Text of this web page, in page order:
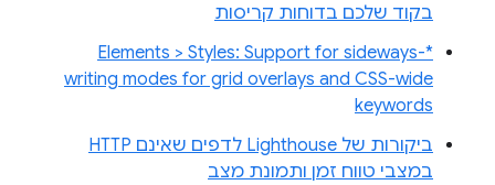
בקוד שלכם בדוחות קריסות
Elements > Styles: Support for sideways-*
writing modes for grid overlays and CSS-wide
keywords
ביקורות של Lighthouse לדפים שאינם HTTP
במצבי טווח זמן ותמונת מצב